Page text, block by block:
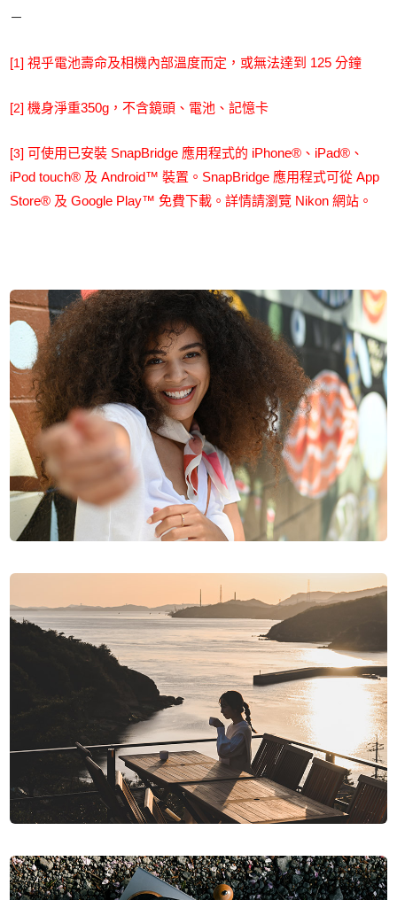
－
[1] 視乎電池壽命及相機內部溫度而定，或無法達到 125 分鐘
[2] 機身淨重350g，不含鏡頭、電池、記憶卡
[3] 可使用已安裝 SnapBridge 應用程式的 iPhone®、iPad®、
iPod touch® 及 Android™ 裝置。SnapBridge 應用程式可從 App
Store® 及 Google Play™ 免費下載。詳情請瀏覽 Nikon 網站。